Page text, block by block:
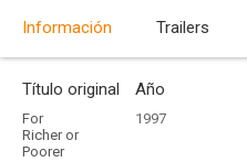
Información Trailers
Título original
For
Richer or
Poorer
Año
1997